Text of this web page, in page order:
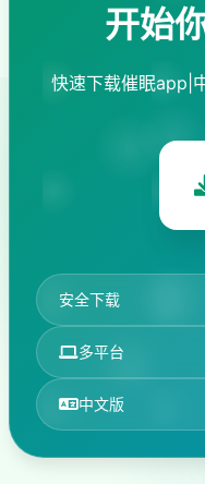
开始
快速下载催眠app|
安全下载
多平台
中文版